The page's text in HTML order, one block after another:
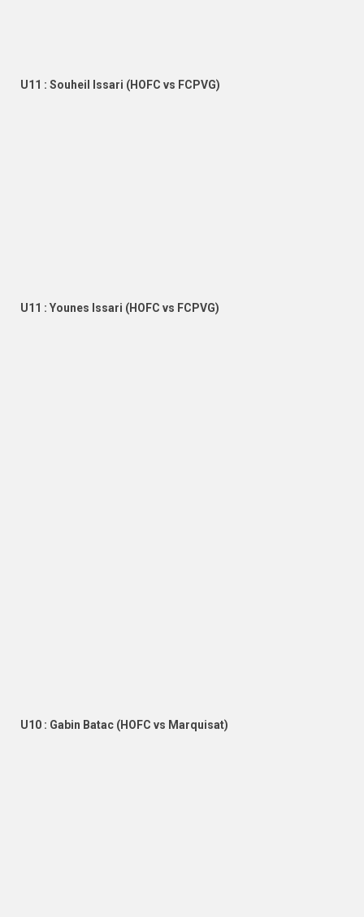
U11 : Souheil Issari (HOFC vs FCPVG)
U11 : Younes Issari (HOFC vs FCPVG)
U10 : Gabin Batac (HOFC vs Marquisat)